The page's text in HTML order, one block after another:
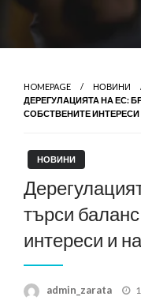
HOMEPAGE
НОВИНИ
ДЕРЕГУЛАЦИЯТА НА ЕС:
СОБСТВЕНИТЕ
НОВИНИ
търси
интереси и
admin_zarata